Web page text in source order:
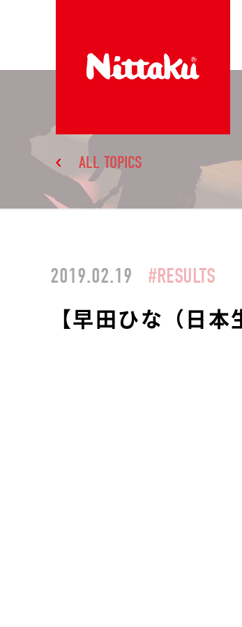
ALL TOPICS
2019.02.19 #RESULTS
【早田ひな（日